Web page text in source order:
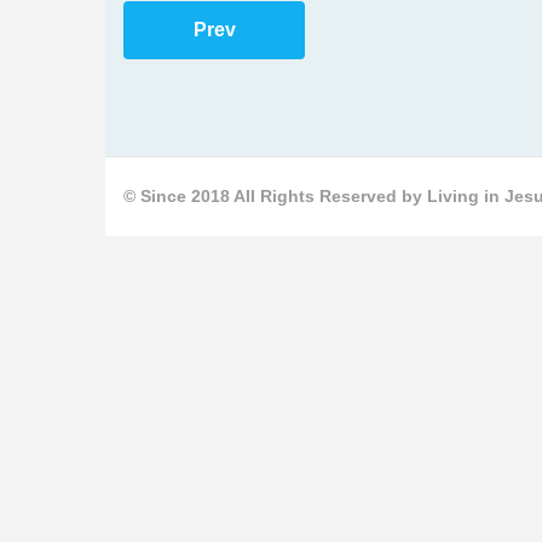
Prev
© Since 2018 All Rights Reserved by Living in